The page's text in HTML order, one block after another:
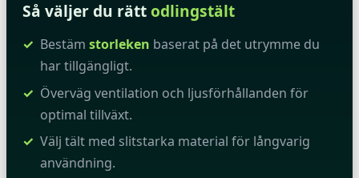
Så väljer du rätt odlingstält
Bestämstorleken baserat på det utrymme du
har tillgängligt.
Överväg ventilation och ljusförhållanden för
optimal tillväxt.
Välj tält med slitstarka material för långvarig
användning.